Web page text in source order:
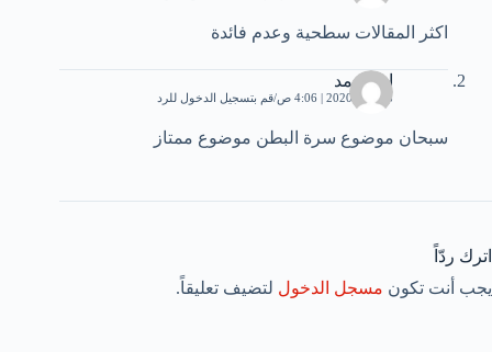
اكثر المقالات سطحية وعدم فائدة
ام محمد
8 يونيو، 2020 | 4:06 ص قم بتسجيل الدخول للرد
سبحان موضوع سرة البطن موضوع ممتاز
اترك ردّاً
يجب أنت تكون مسجل الدخول لتضيف تعليقاً.